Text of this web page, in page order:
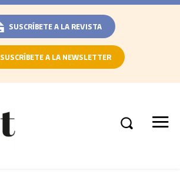
SUSCRÍBETE A LA REVISTA
SUSCRÍBETE A LA NEWSLETTER